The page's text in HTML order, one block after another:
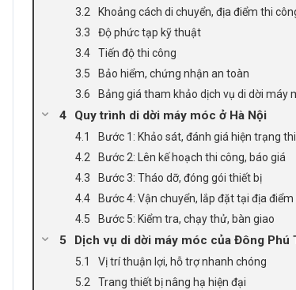
Khoảng cách di chuyển, địa điểm thi
Độ phức tạp kỹ thuật
Tiến độ thi công
Bảo hiểm, chứng nhận an toàn
Bảng giá tham khảo dịch vụ di dời máy
Quy trình di dời máy móc ở Hà Nội
Bước 1: Khảo sát, đánh giá hiện trạng
Bước 2: Lên kế hoạch thi công, báo giá
Bước 3: Tháo dỡ, đóng gói thiết bị
Bước 4: Vận chuyển, lắp đặt tại địa điểm
Bước 5: Kiểm tra, chạy thử, bàn giao
Dịch vụ di dời máy móc của Đông Phú
Vị trí thuận lợi, hỗ trợ nhanh chóng
Trang thiết bị nâng hạ hiện đại